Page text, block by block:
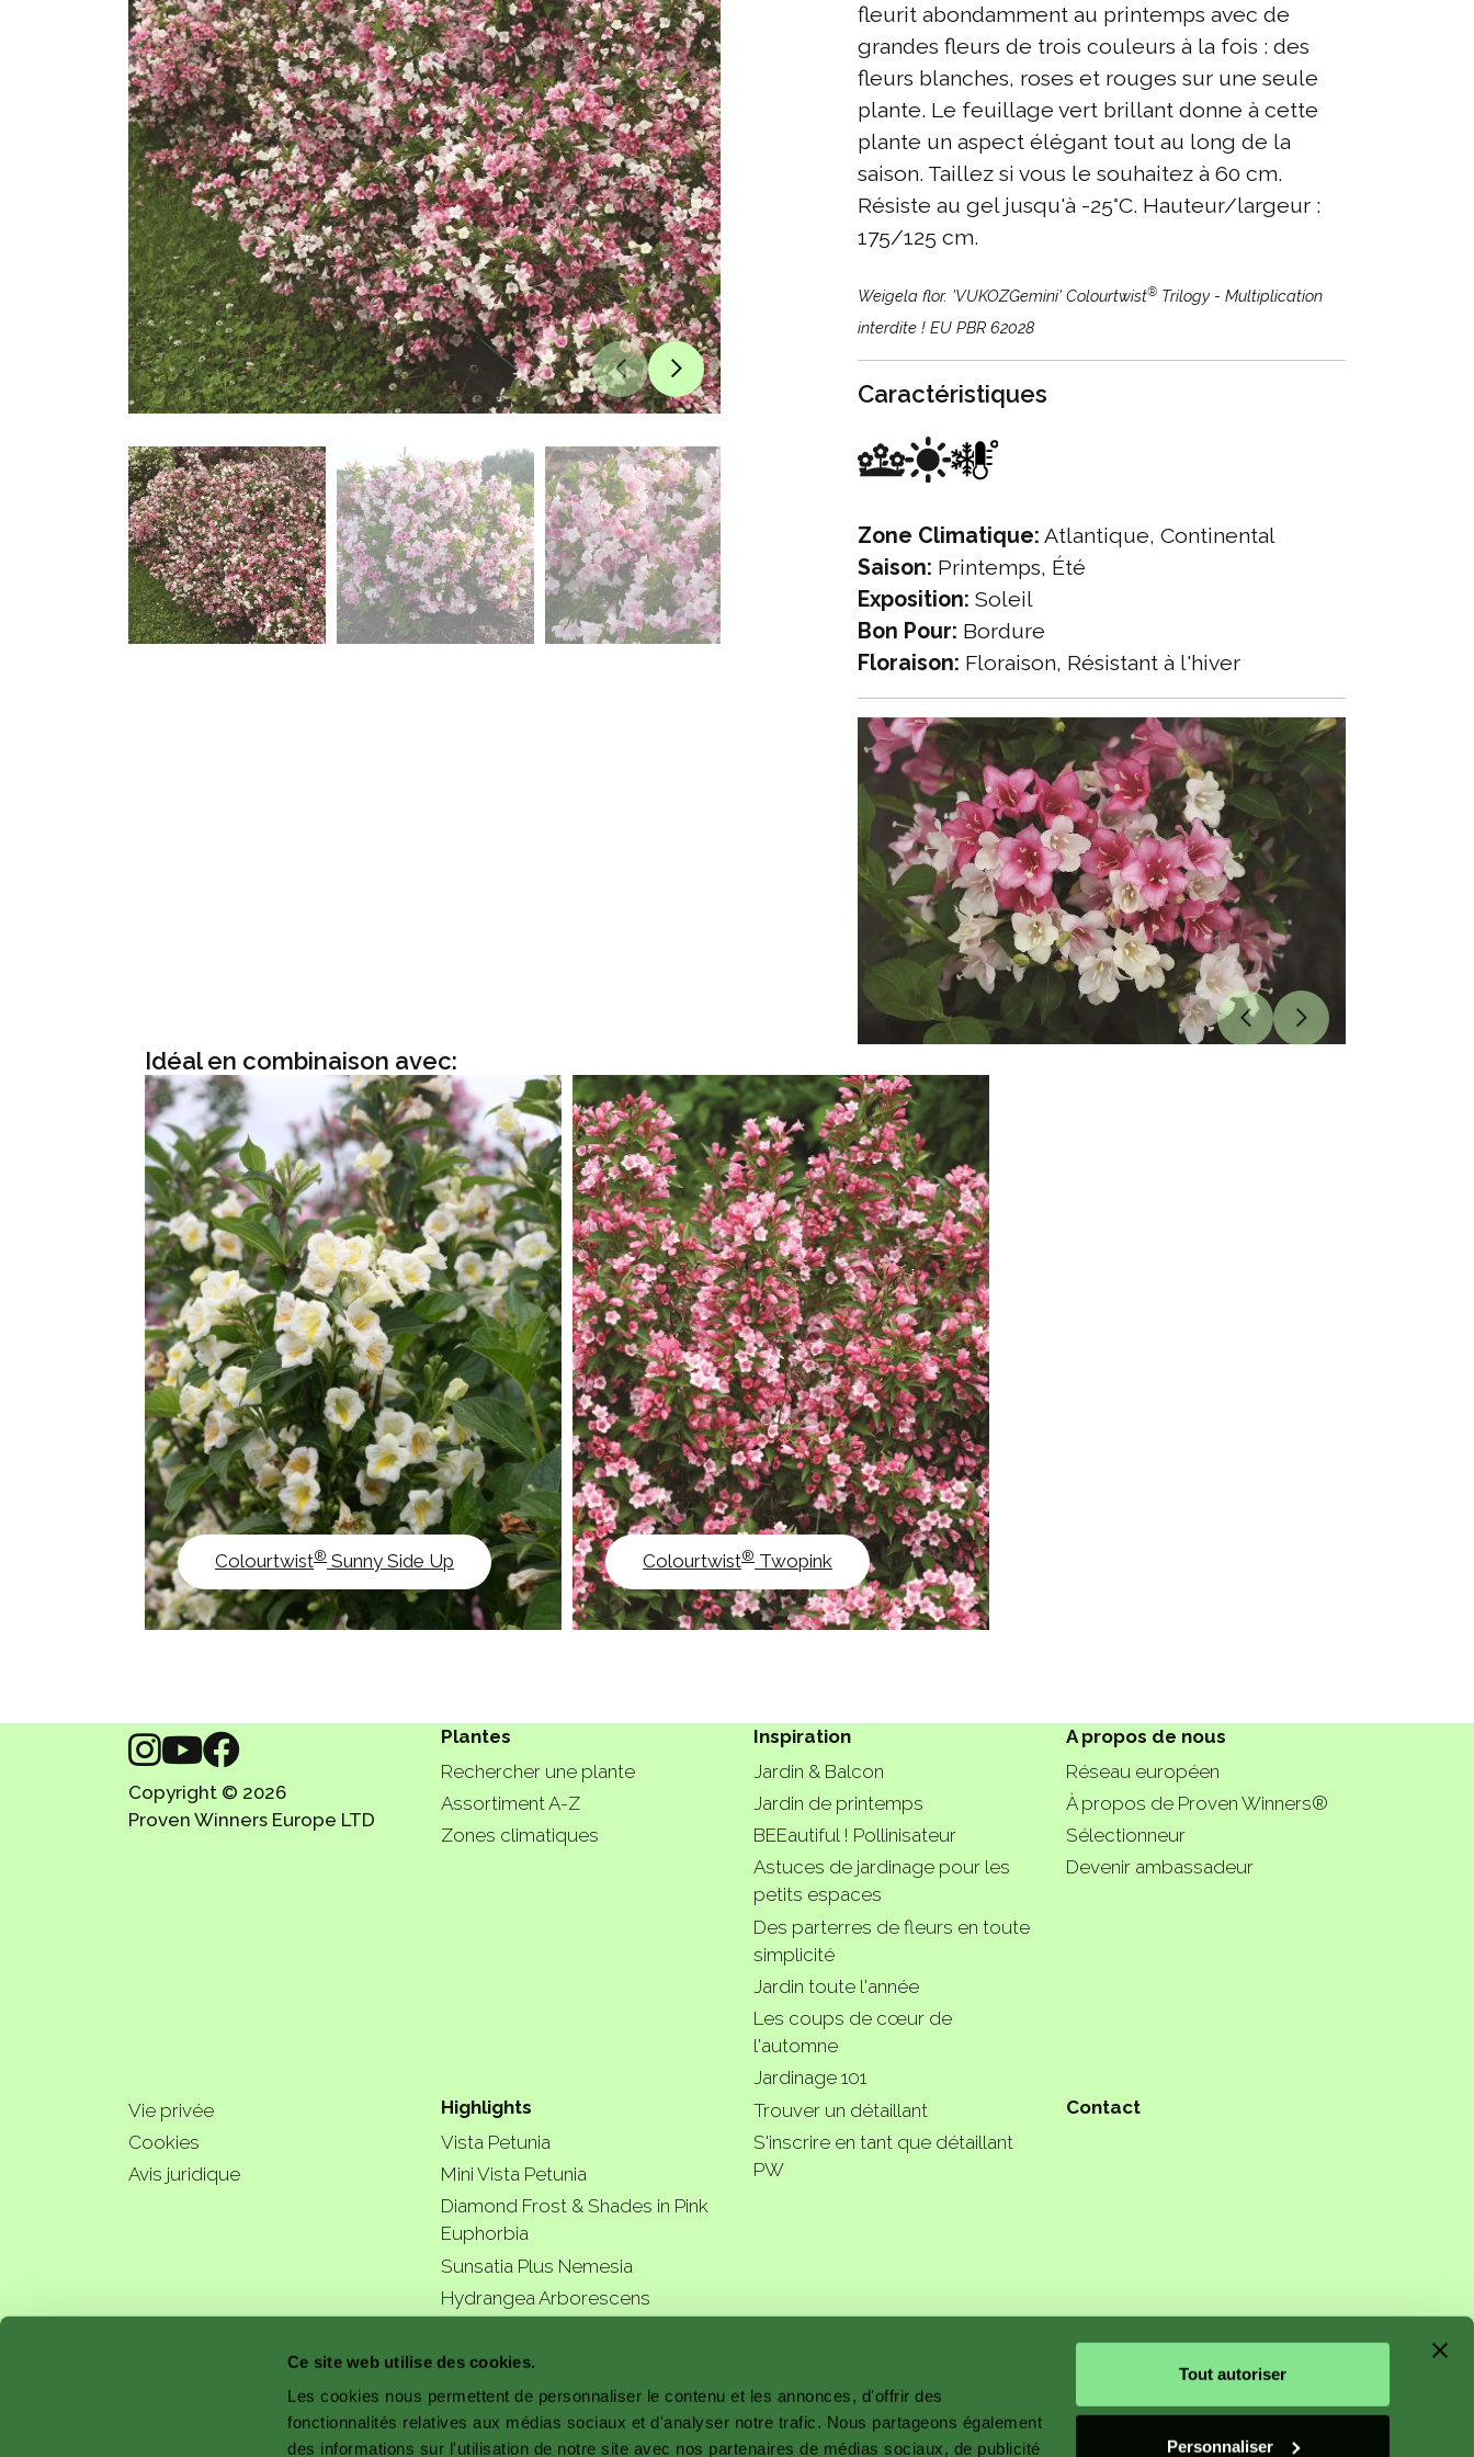
Ce site web utilise des cookies.
Les cookies nous permettent de personnaliser le contenu et les annonces, d'offrir des
fonctionnalités relatives aux médias sociaux et d'analyser notre trafic. Nous partageons également
des informations sur l'utilisation de notre site avec nos partenaires de médias sociaux, de publicité
Tout autoriser
Personnaliser
fleurit abondamment au printemps avec de
grandes fleurs de trois couleurs à la fois : des
fleurs blanches, roses et rouges sur une seule
plante. Le feuillage vert brillant donne à cette
plante un aspect élégant tout au long de la
saison. Taillez si vous le souhaitez à 60 cm.
Résiste au gel jusqu'à -25°C. Hauteur/largeur :
175/125 cm.
Weigela flor. 'VUKOZGemini' Colourtwist® Trilogy - Multiplication
interdite ! EU PBR 62028
Caractéristiques
Zone Climatique: Atlantique, Continental
Saison: Printemps, Été
Exposition: Soleil
Bon Pour: Bordure
Floraison: Floraison, Résistant à l'hiver
Idéal en combinaison avec:
Colourtwist® Sunny Side Up Colourtwist® Twopink
Copyright © 2026
Proven Winners Europe LTD
Plantes
Rechercher une plante
Assortiment A-Z
Zones climatiques
Inspiration
Jardin & Balcon
Jardin de printemps
BEEautiful ! Pollinisateur
Astuces de jardinage pour les
petits espaces
Des parterres de fleurs en toute
simplicité
Jardin toute l'année
Les coups de cœur de
l'automne
Jardinage 101
A propos de nous
Réseau européen
À propos de Proven Winners®
Sélectionneur
Devenir ambassadeur
Vie privée
Cookies
Avis juridique
Highlights
Vista Petunia
Mini Vista Petunia
Diamond Frost & Shades in Pink
Euphorbia
Sunsatia Plus Nemesia
Hydrangea Arborescens
Trouver un détaillant
S'inscrire en tant que détaillant
PW
Contact
a better garden starts